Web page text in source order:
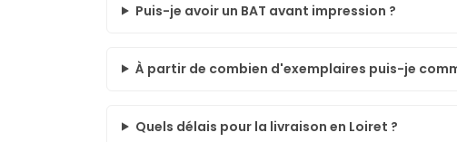
Puis-je avoir un BAT avant impression ?
À partir de combien d'exemplaires puis-je
Quels délais pour la livraison en Loiret ?